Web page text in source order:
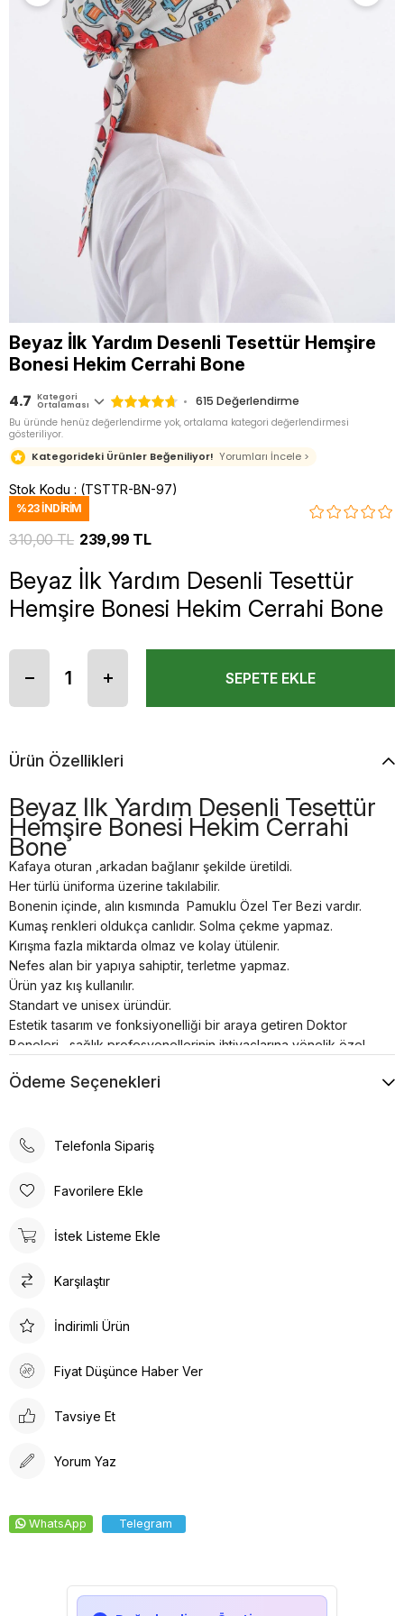
Beyaz İlk Yardım Desenli Tesettür Hemşire
Bonesi Hekim Cerrahi Bone
4.7 Kategori
Ortalaması 615 Değerlendirme
Bu üründe henüz değerlendirme yok, ortalama kategori değerlendirmesi
gösteriliyor.
Kategorideki Ürünler Beğeniliyor! Yorumları İncele >
Stok Kodu (TSTTR-BN-97)
%23İNDIRIM
310,00 TL 239,99 TL
Beyaz İlk Yardım Desenli Tesettür
Hemşire Bonesi Hekim Cerrahi Bone
Ürün Özellikleri
Beyaz İlk Yardım Desenli Tesettür
Hemşire Bonesi Hekim Cerrahi
Bone
Kafaya oturan ,arkadan bağlanır şekilde üretildi.
Her türlü üniforma üzerine takılabilir.
Bonenin içinde, alın kısmında Pamuklu Özel Ter Bezi vardır.
Kumaş renkleri oldukça canlıdır. Solma çekme yapmaz.
Kırışma fazla miktarda olmaz ve kolay ütülenir.
Nefes alan bir yapıya sahiptir, terletme yapmaz.
Ürün yaz kış kullanılır.
Standart ve unisex üründür.
Estetik tasarım ve fonksiyonelliği bir araya getiren Doktor
Boneleri , sağlık profesyonellerinin ihtiyaçlarına yönelik özel
bağlanabilen tasarımı, her türlü üniforma üzerine rahatlıkla
konforlu bir deneyim sunar. Kumaş renkleri canlı ve
minimum seviyededir ve kolayca ütülenebilir. Nefes alan
bulacaksınız. Sağlığınız için en iyisi!
Tesettür hemşire bonesi olarak adlandırılsada Unisex bir
Ödeme Seçenekleri
Telefonla Sipariş
Favorilere Ekle
İstek Listeme Ekle
Karşılaştır
İndirimli Ürün
Fiyat Düşünce Haber Ver
Tavsiye Et
Yorum Yaz
WhatsApp Telegram